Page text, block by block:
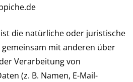
die natürliche oder juristische
mit anderen über
Verarbeitung von
(z. B. Namen, E-Mail-